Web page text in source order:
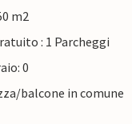
m2
: 1 Parcheggi
0
balcone in comune